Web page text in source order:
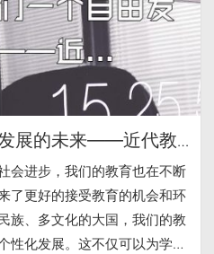
发展的未来——近代教
会进步，我们的教育也在不断
了更好的接受教育的机会和环
族、多文化的大国，我们的教
性化发展。这不仅可以为学生